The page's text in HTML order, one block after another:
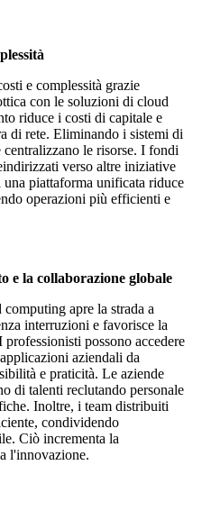
e complessità grazie
con le soluzioni di cloud
riduce i costi di capitale e
di rete. Eliminando i sistemi di
le risorse. I fondi
verso altre iniziative
piattaforma unificata riduce
operazioni più efficienti e
e la collaborazione globale
apre la strada a
interruzioni e favorisce la
possono accedere
aziendali da
e praticità. Le aziende
di talenti reclutando personale
Inoltre, i team distribuiti
condividendo
Ciò incrementa la
l'innovazione.